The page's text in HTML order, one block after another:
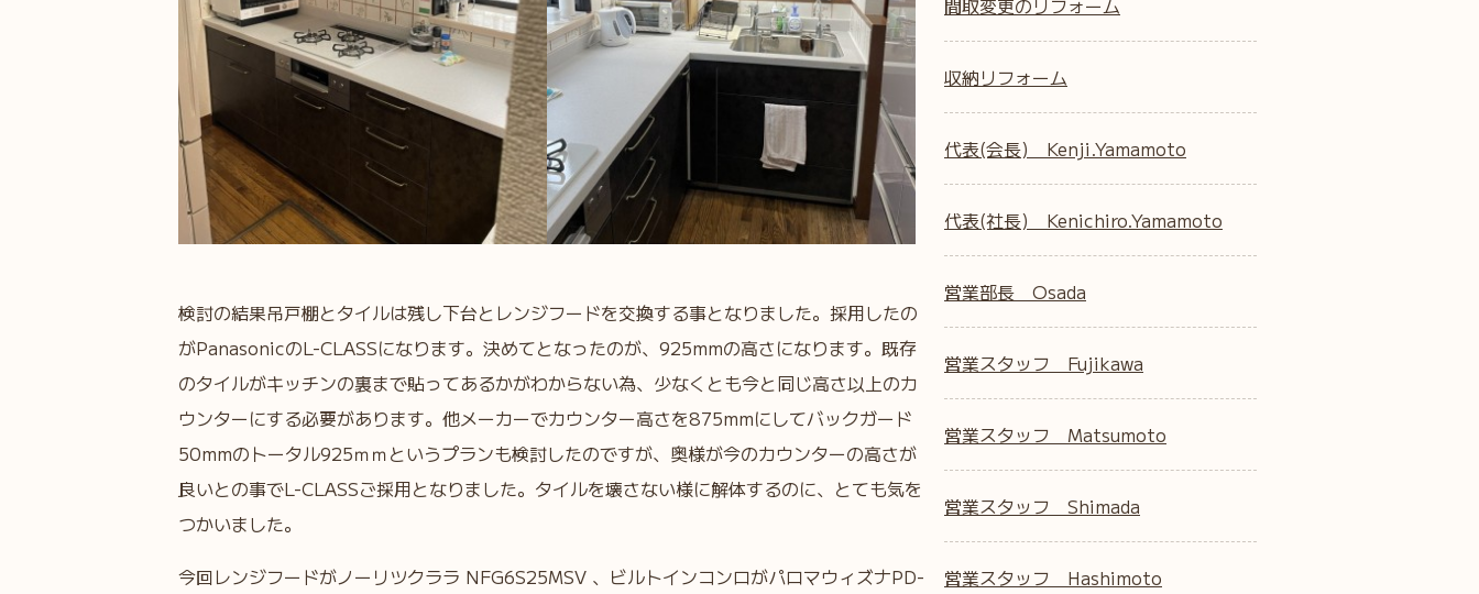
検討の結果吊戸棚とタイルは残し下台とレンジフードを交換する事となりました。採用したの
がPanasonicのL-CLASSになります。決めてとなったのが、925mmの高さになります。既存
のタイルがキッチンの裏まで貼ってあるかがわからない為、少なくとも今と同じ高さ以上のカ
ウンターにする必要があります。他メーカーでカウンター高さを875mmにしてバックガード
50mmのトータル925ｍｍというプランも検討したのですが、奥様が今のカウンターの高さが
良いとの事でL-CLASSご採用となりました。タイルを壊さない様に解体するのに、とても気を
つかいました。
今回レンジフードがノーリツクララ NFG6S25MSV 、ビルトインコンロがパロマウィズナPD-
間取変更のリフォーム
収納リフォーム
代表(会長) Kenji.Yamamoto
代表(社長) Kenichiro.Yamamoto
営業部長 Osada
営業スタッフ Fujikawa
営業スタッフ Matsumoto
営業スタッフ Shimada
営業スタッフ Hashimoto